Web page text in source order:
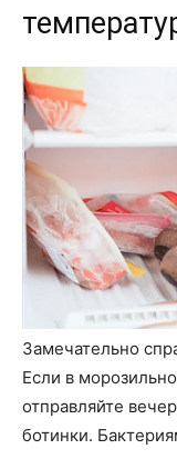
Замечательно
Если в
отправляйте
ботинки.